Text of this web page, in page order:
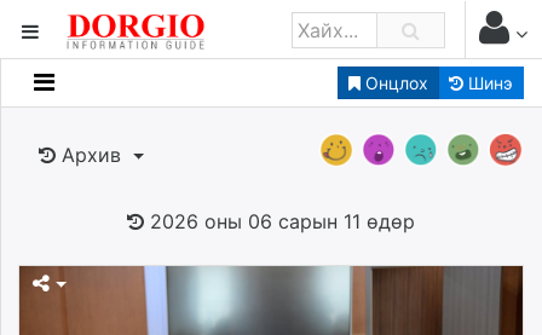
Онцлох Шинэ
Мэдээллийн
Банк санхүү
Нийслэлийн
Архив
2026 оны 06 сарын 11 өдөр